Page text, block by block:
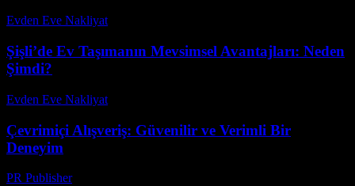
Evden Eve Nakliyat-
Şişli’de Ev Taşımanın Mevsimsel Avantajları: Neden
Şimdi?
Evden Eve Nakliyat
Çevrimiçi Alışveriş: Güvenilir ve Verimli Bir
Deneyim
PR Publisher-